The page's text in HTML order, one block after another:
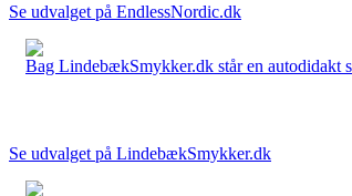
Se udvalget på EndlessNordic.dk
Bag LindebækSmykker.dk står en autodidakt
Se udvalget på LindebækSmykker.dk